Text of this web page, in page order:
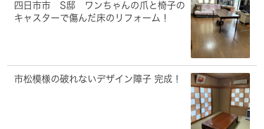
四日市市 S邸 ワンちゃんの爪と椅子の
キャスターで傷んだ床のリフォーム！
市松模様の破れないデザイン障子 完成！